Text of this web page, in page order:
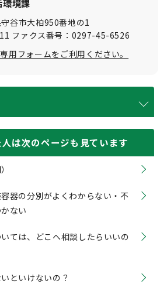
環境課
谷市大柏950番地の1
ファクス番号：0297-45-6526
用フォームをご利用ください。
は次のページも見ています
器の分別がよくわからない・不
ない
ては、どこへ相談したらいいの
といけないの？